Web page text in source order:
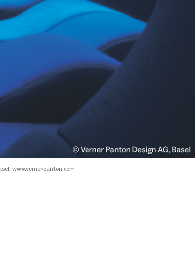
www.verner-panton.com